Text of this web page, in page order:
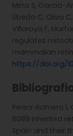
Mirra S, Garcia-
Úbeda C, Oliva
Villaroya F,
regulates
mammalian
https://doi.org/
Perea-Romero
6089 inherited
Spain and their